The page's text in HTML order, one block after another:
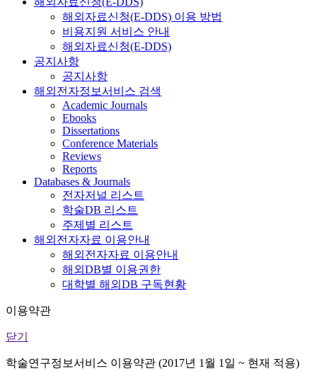
해외자료신청(E-DDS) 이용 방법
비용지원 서비스 안내
해외자료신청(E-DDS)
공지사항
공지사항
해외전자정보서비스 검색
Academic Journals
Ebooks
Dissertations
Conference Materials
Reviews
Reports
Databases & Journals
전자저널 리스트
학술DB 리스트
주제별 리스트
해외전자자료 이용안내
해외전자자료 이용안내
해외DB별 이용권한
대학별 해외DB 구독현황
이용약관
닫기
학술연구정보서비스 이용약관 (2017년 1월 1일 ~ 현재 적용)